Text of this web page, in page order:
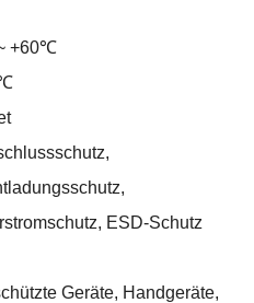
+60℃
ESD-Schutz
Geräte, Handgeräte,